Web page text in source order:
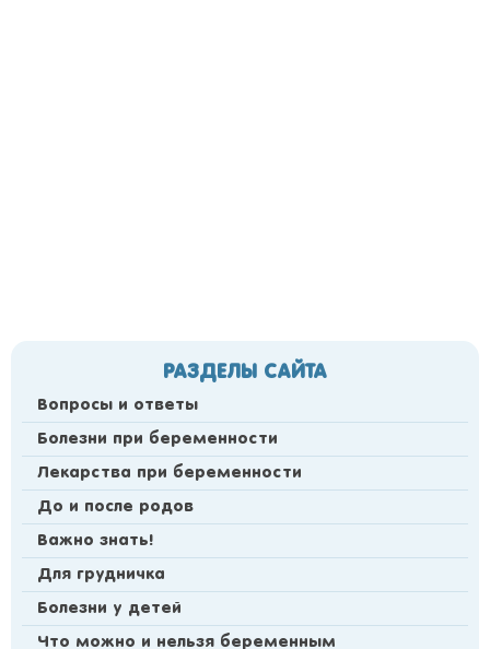
РАЗДЕЛЫ САЙТА
Вопросы и ответы
Болезни при беременности
Лекарства при беременности
До и после родов
Важно знать!
Для грудничка
Болезни у детей
Что можно и нельзя беременным